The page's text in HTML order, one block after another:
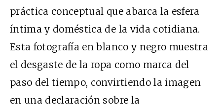
práctica conceptual que abarca la esfera
íntima y doméstica de la vida cotidiana.
Esta fotografía en blanco y negro muestra
el desgaste de la ropa como marca del
paso del tiempo, convirtiendo la imagen
en una declaración sobre la